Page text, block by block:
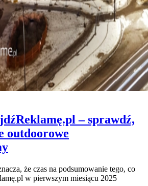
– sprawdź,
outdoorowe
że czas na podsumowanie tego, co
w pierwszym miesiącu 2025